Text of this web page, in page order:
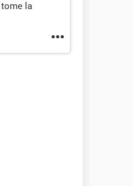
tome la